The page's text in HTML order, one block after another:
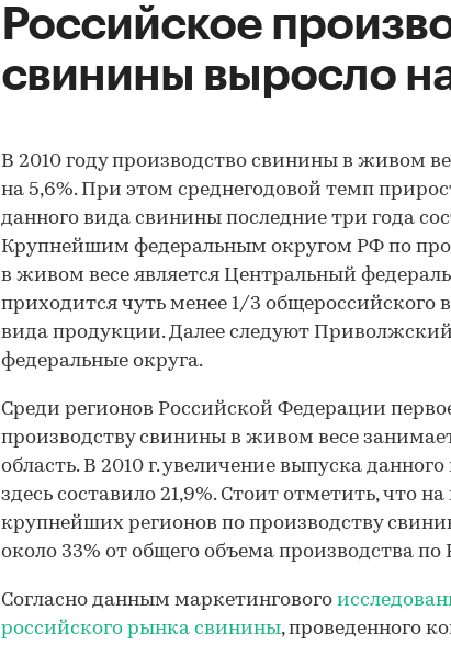
Российское
свинины выросло
В 2010 году производство свинины в живом
на 5,6%. При этом среднегодовой темп
данного вида свинины последние три года
Крупнейшим федеральным округом РФ по
в живом весе является Центральный
приходится чуть менее 1/3 общероссийского
вида продукции. Далее следуют
федеральные округа.
Среди регионов Российской Федерации
производству свинины в живом весе
область. В 2010 г. увеличение выпуска
здесь составило 21,9%. Стоит отметить, что
крупнейших регионов по производству
около 33% от общего объема производства по
Согласно данным маркетингового
российского рынка свинины, проведенного